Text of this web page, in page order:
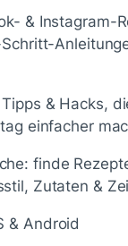
& Instagram-
& Hacks,
einfacher
finde
Zutaten &
& Android